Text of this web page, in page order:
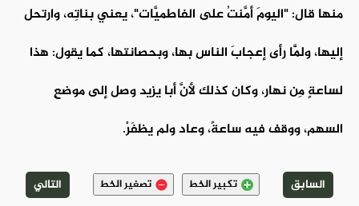
منها قال: "اليومَ أمَّنتُ على الفاطميَّات"، يعني بناتِه، وارتحل
إليها، ولَمَّا رأى إعجابَ الناس بها، وبحصانتها، كما يقول: هذا
لساعةٍ مِن نهار، وكان كذلك لأنَّ أبا يزيد وصل إلى موضعِ
السهم، ووقف فيه ساعةً، وعاد ولم يظفَرْ.
السابق تكبير الخط تصغير الخط التالي